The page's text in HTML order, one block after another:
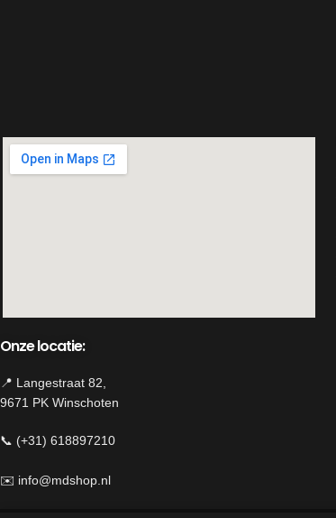
Onze locatie:
📍 Langestraat 82,
9671 PK Winschoten
📞 (+31) 618897210
✉️ info@mdshop.nl